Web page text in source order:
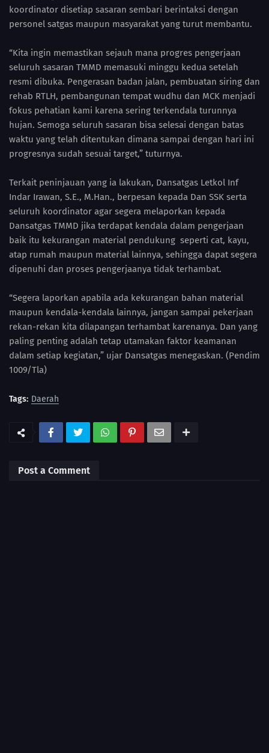
koordinator disetiap sasaran sembari berintaksi dengan
personel satgas maupun masyarakat yang turut membantu.
“Kita ingin memastikan sejauh mana progres pengerjaan
seluruh sasaran TMMD memasuki minggu kedua setelah
resmi dibuka. Pengerasan badan jalan, pembuatan siring dan
rehab RTLH, pembangunan tempat wudhu dan MCK menjadi
fokus pehatian kami karena sering terkendala turunnya
hujan. Semoga seluruh sasaran bisa selesai dengan batas
waktu yang telah ditentukan dimana sampai dengan hari ini
progresnya sudah sesuai target,” tuturnya.
Terkait peninjauan yang ia lakukan, Dansatgas Letkol Inf
Indar Irawan, S.E., M.Han., berpesan kepada Dan SSK serta
seluruh koordinator agar segera melaporkan kepada
Dansatgas TMMD jika terdapat kendala dalam pengerjaan
baik itu kekurangan material pendukung seperti cat, kayu,
atap rumah maupun material lainnya, sehingga dapat segera
dipenuhi dan proses pengerjaanya tidak terhambat.
“Segera laporkan apabila ada kekurangan bahan material
maupun kendala-kendala lainnya, jangan sampai pekerjaan
rekan-rekan kita dilapangan terhambat karenanya. Dan yang
paling penting adalah tetap utamakan faktor keamanan
dalam setiap kegiatan,” ujar Dansatgas menegaskan. (Pendim
1009/Tla)
Tags: Daerah
Post a Comment